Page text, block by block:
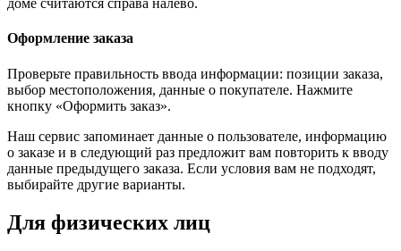
доме считаются справа налево.
Оформление заказа
Проверьте правильность ввода информации: позиции заказа,
выбор местоположения, данные о покупателе. Нажмите
кнопку «Оформить заказ».
Наш сервис запоминает данные о пользователе, информацию
о заказе и в следующий раз предложит вам повторить к вводу
данные предыдущего заказа. Если условия вам не подходят,
выбирайте другие варианты.
Для физических лиц